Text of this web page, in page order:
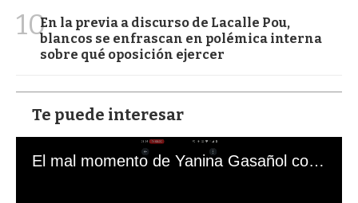
10En la previa a discurso de Lacalle Pou,
blancos se enfrascan en polémica interna
sobre qué oposición ejercer
Te puede interesar
El mal momento de Yanina Gasañol con un hincha argentino en "Subrayado"